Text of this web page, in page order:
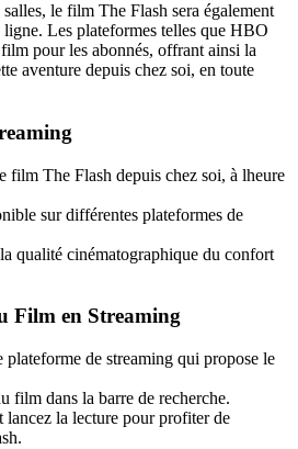
le film The Flash sera également
Les plateformes telles que HBO
pour les abonnés, offrant ainsi la
aventure depuis chez soi, en toute
film The Flash depuis chez soi, à lheure
sur différentes plateformes de
qualité cinématographique du confort
Film en Streaming
plateforme de streaming qui propose le
film dans la barre de recherche.
la lecture pour profiter de